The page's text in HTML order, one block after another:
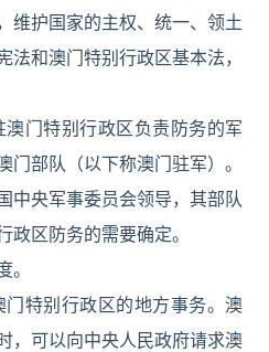
维护国家的主权、统一、领土
法和澳门特别行政区基本法，
门特别行政区负责防务的军
门部队（以下称澳门驻军）。
中央军事委员会领导，其部队
区防务的需要确定。
特别行政区的地方事务。澳
，可以向中央人民政府请求澳